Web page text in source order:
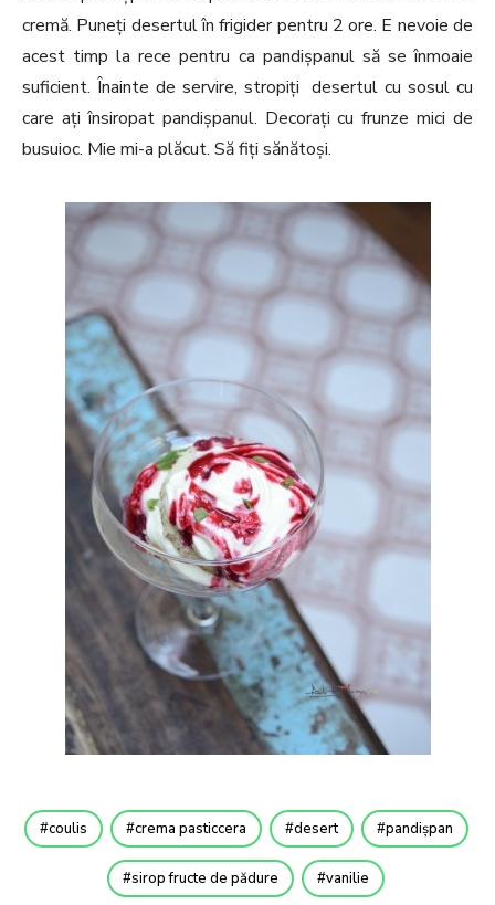
cremă. Puneți desertul în frigider pentru 2 ore. E nevoie de
acest timp la rece pentru ca pandișpanul să se înmoaie
suficient. Înainte de servire, stropiți desertul cu sosul cu
care ați însiropat pandișpanul. Decorați cu frunze mici de
busuioc. Mie mi-a plăcut. Să fiți sănătoși.
coulis crema pasticcera desert pandișpan
sirop fructe de pădure vanilie